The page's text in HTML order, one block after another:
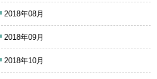
2018年08月
2018年09月
2018年10月